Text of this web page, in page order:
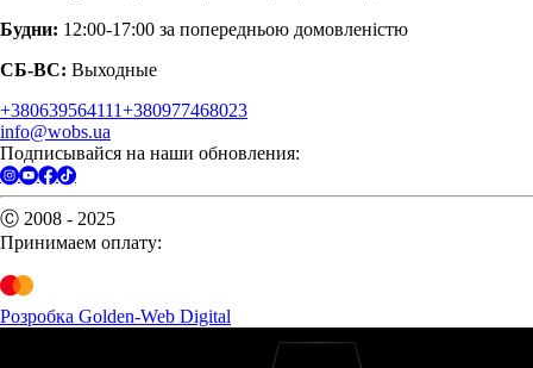
Будни: 12:00-17:00 за попередньою домовленістю
СБ-ВС: Выходные
+380639564111+380977468023
info@wobs.ua
Подписывайся на наши обновления:
Ⓒ 2008 - 2025
Принимаем оплату:
Розробка Golden-Web Digital